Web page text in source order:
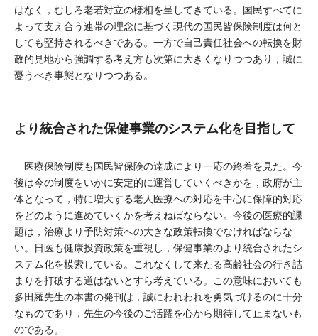
はなく，むしろ老若対立の様相を呈してきている。国民すべてに
よって支え合う連帯の理念に基づく現代の国民皆保険制度は何と
しても堅持されるべきである。一方で自己責任社会への転換を財
政的見地から強調する考え方も次第に大きくなりつつあり，誠に
憂うべき事態となりつつある。
より統合された保健事業のシステム化を目指して
医療保険制度も国民皆保険の達成により一応の終着を見た。今
後は今の制度をいかに安定的に運営していくべきかを，政府が主
体となって，特に増大する老人医療への対応を中心に保障的対応
をどのように進めていくかを考えねばならない。今後の医療的課
題は，治療より予防対策への大きな政策転換でなければならな
い。日医も健康投資政策を重視し，保健事業のより統合されたシ
ステム化を模索している。これなくして来たる高齢社会の行き詰
まりを打破する道はないとすら考えている。この意味においても
多田羅先生の本書の発刊は，誠にわれわれを勇気づけるのに十分
なものであり，先生の今後のご活躍を心から期待して止まないも
のである。